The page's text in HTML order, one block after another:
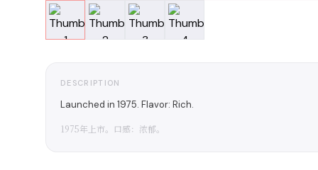
DESCRIPTION
Launched in 1975. Flavor: Rich.
1975年上市。口感：浓郁。